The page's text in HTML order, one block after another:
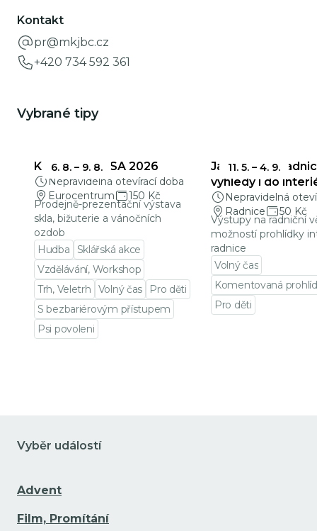
Kontakt
pr@mkjbc.cz
+420 734 592 361
Vybrané tipy
6. 8. – 9. 8.
KŘEHKÁ KRÁSA 2026
Nepravidelná otevírací doba
Eurocentrum
150 Kč
Prodejně-prezentační výstava
skla, bižuterie a vánočních
ozdob
Hudba
Sklářská akce
Vzdělávání, Workshop
Trh, Veletrh
Volný čas
Pro děti
S bezbariérovým přístupem
Psi povoleni
11. 5. – 4. 9.
Jablonecká
výhledy i do
Nepravidelná
Radnice
50 Kč
Výstupy na radniční
možností prohlídky
radnice
Volný čas
Komentovaná
Pro děti
Vyběr událostí
Advent
Film, Promítání